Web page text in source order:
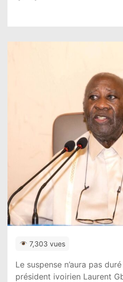
7,303 vues
Le suspense n’aura pas
président ivoirien Laurent